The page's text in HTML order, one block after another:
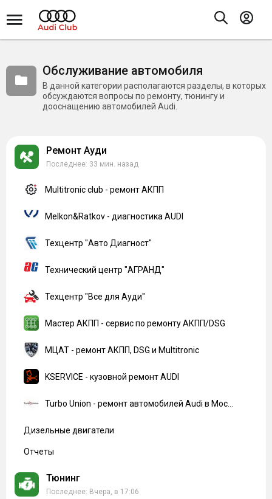
Обслуживание автомобиля
В данной категории располагаются разделы, в которых
обсуждаются вопросы по ремонту, тюнингу и
дооснащению автомобилей Audi.
Ремонт Ауди
33 мин. назад
Multitronic club - ремонт АКПП
Melkon&Ratkov - диагностика AUDI
Техцентр "Авто Диагност"
Технический центр "АГРАНД"
Техцентр "Все для Ауди"
Мастер АКПП - сервис по ремонту АКПП/DSG
МЦАТ - ремонт АКПП, DSG и Multitronic
KSERVICE - кузовной ремонт AUDI
Turbo Union - ремонт автомобилей Audi в Москве
Дизельные двигатели
Отчеты
Тюнинг
Вчера, в 17:06